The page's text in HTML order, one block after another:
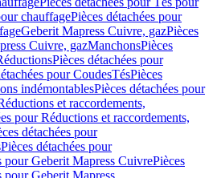
chauffagePièces détachées pour
Geberit Mapress Cuivre, gazPièces
Cuivre, gazManchonsPièces
Pièces détachées pour
pour CoudesTésPièces
indémontablesPièces détachées pour
et raccordements,
pour Réductions et raccordements,
détachées pour
Pièces détachées pour
pour Geberit Mapress CuivrePièces
pour Geberit Mapress